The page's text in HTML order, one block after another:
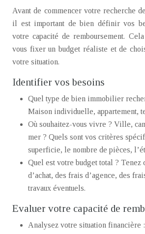
Avant de commencer votre recherche
il est important de bien définir vos
votre capacité de remboursement.
vous fixer un budget réaliste et de
votre situation.
Identifier vos besoins
Quel type de bien immobilier
Maison individuelle, appartement,
Où souhaitez-vous vivre ? Ville,
mer ? Quels sont vos critères
superficie, le nombre de pièces,
Quel est votre budget total ? Tenez
d’achat, des frais d’agence, des
travaux éventuels.
Evaluer votre capacité de
Analysez votre situation financière